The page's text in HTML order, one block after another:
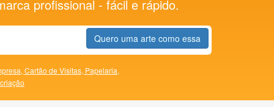
profissional - fácil e rápido.
Quero uma arte como essa
Cartão de Visitas, Papelaria,